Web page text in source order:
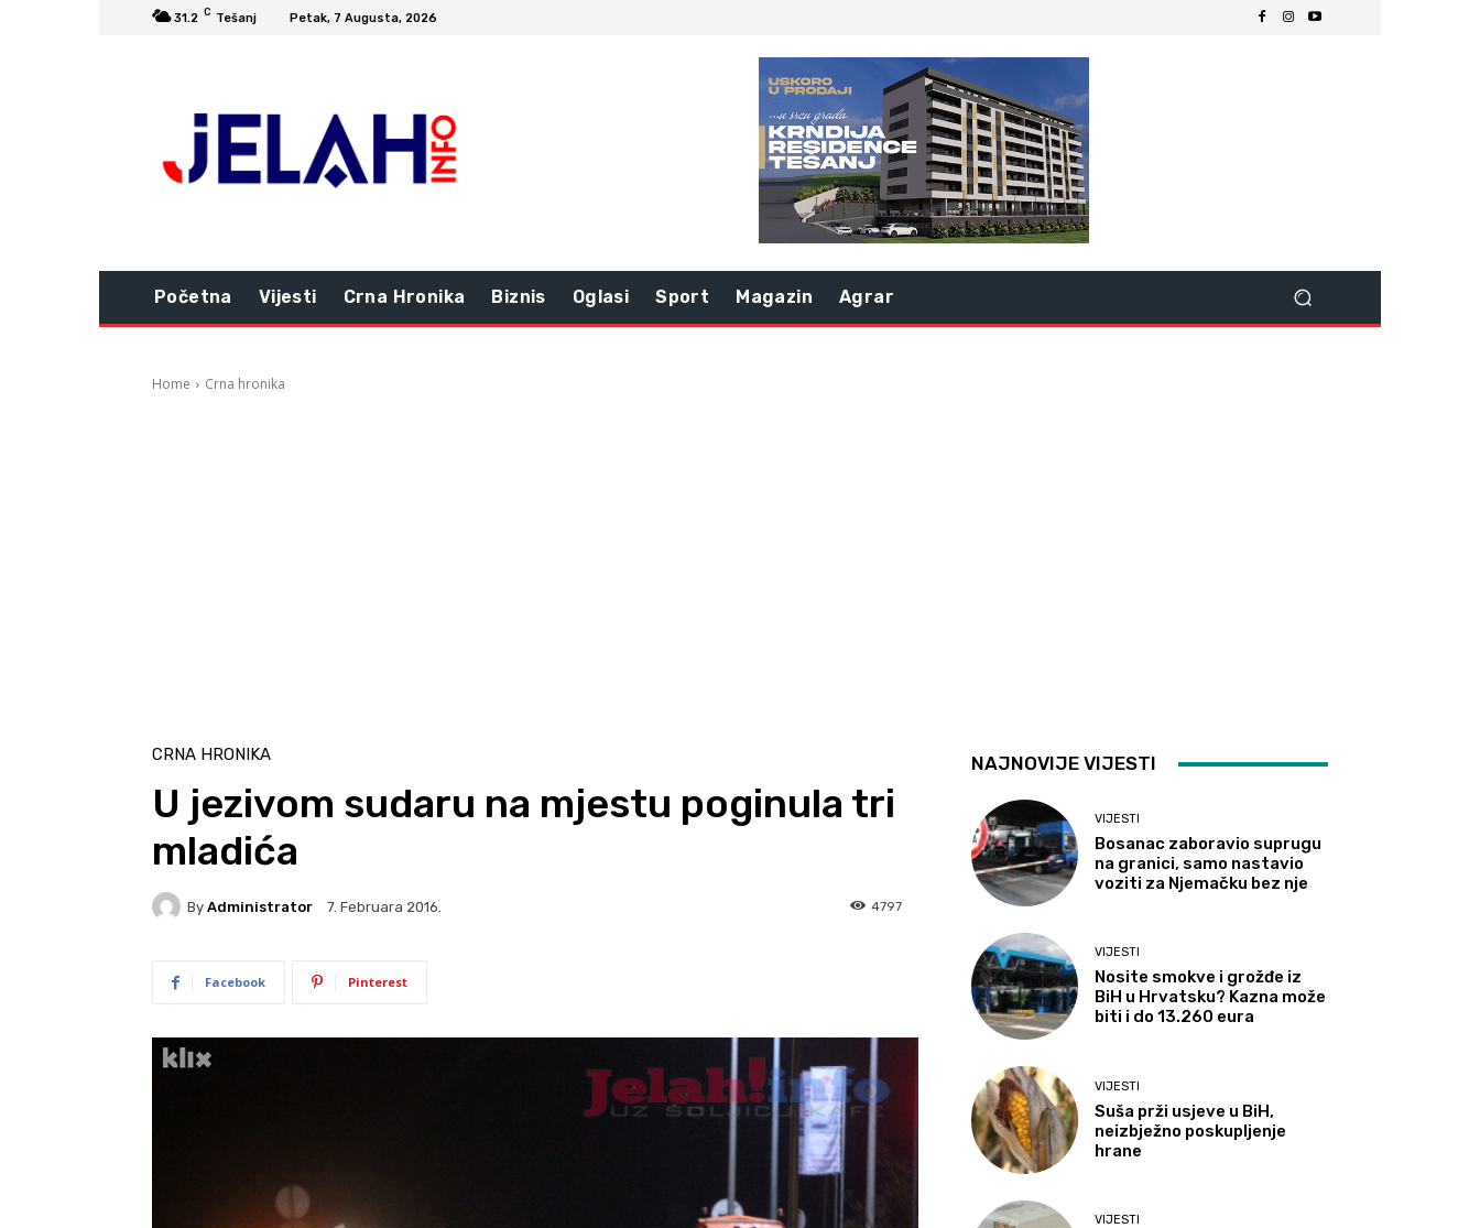
31.2 C Tešanj Petak, 7 Augusta, 2026
Početna Vijesti Crna Hronika Biznis Oglasi Sport Magazin Agrar
Home Crna hronika
CRNA HRONIKA
U jezivom sudaru na mjestu poginula tri
mladića
By Administrator 7. Februara 2016. 4797
Facebook Pinterest
NAJNOVIJE VIJESTI
VIJESTI
Bosanac zaboravio suprugu
na granici, samo nastavio
voziti za Njemačku bez nje
VIJESTI
Nosite smokve i grožđe iz
BiH u Hrvatsku? Kazna može
biti i do 13.260 eura
VIJESTI
Suša prži usjeve u BiH,
neizbježno poskupljenje
hrane
VIJESTI